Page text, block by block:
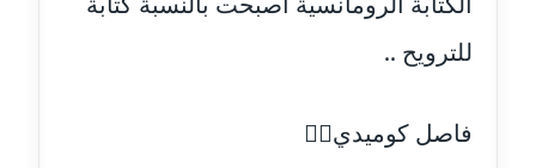
مدونة اسيمة اسامه
عاملة
للترويح ..
فاصل كوميدي🤷‍♀️